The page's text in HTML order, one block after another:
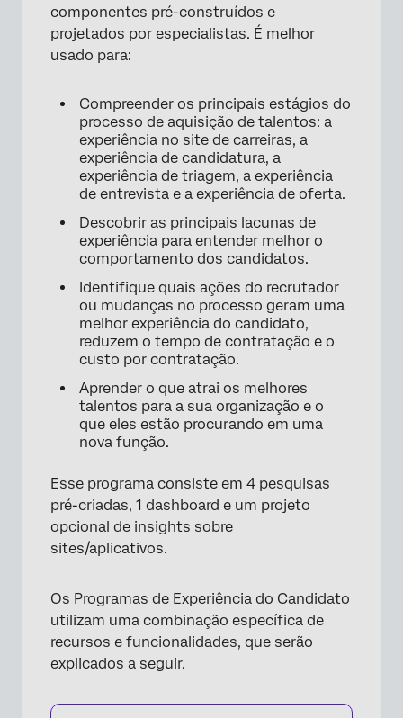
Insights do website/aplicativo
Dashboard
componentes pré-construídos e
projetados por especialistas. É melhor
usado para:
Compreender os principais estágios do
processo de aquisição de talentos: a
experiência no site de carreiras, a
experiência de candidatura, a
experiência de triagem, a experiência
de entrevista e a experiência de oferta.
Descobrir as principais lacunas de
experiência para entender melhor o
comportamento dos candidatos.
Identifique quais ações do recrutador
ou mudanças no processo geram uma
melhor experiência do candidato,
reduzem o tempo de contratação e o
custo por contratação.
Aprender o que atrai os melhores
talentos para a sua organização e o
que eles estão procurando em uma
nova função.
Esse programa consiste em 4 pesquisas
pré-criadas, 1 dashboard e um projeto
opcional de insights sobre
sites/aplicativos.
Os Programas de Experiência do Candidato
utilizam uma combinação específica de
recursos e funcionalidades, que serão
explicados a seguir.